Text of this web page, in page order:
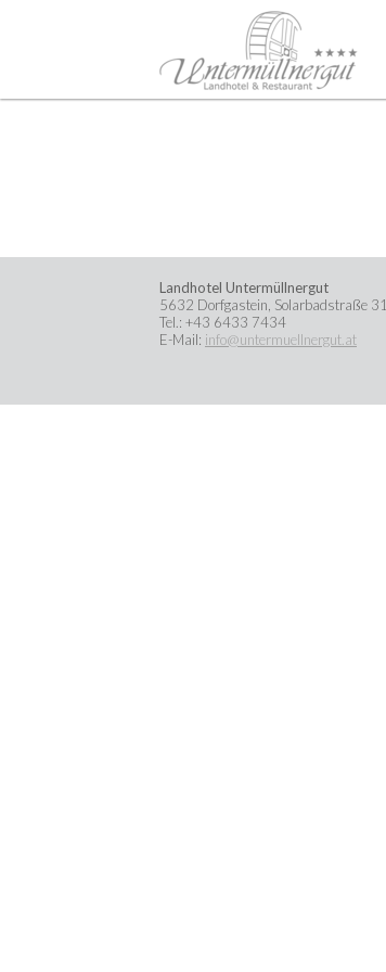
Landhotel Untermüllnergut
5632 Dorfgastein Solarbadstraße 31
Tel.: +43 6433 7434
E-Mail: info@untermuellnergut.at